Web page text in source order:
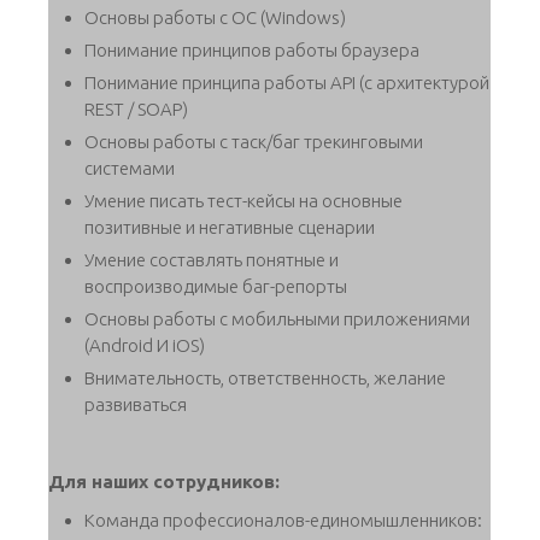
Основы работы с OC (Windows)
Понимание принципов работы браузера
Понимание принципа работы API (с архитектурой
REST / SOAP)
Основы работы с таск/баг трекинговыми
системами
Умение писать тест-кейсы на основные
позитивные и негативные сценарии
Умение составлять понятные и
воспроизводимые баг-репорты
Основы работы с мобильными приложениями
(Android И iOS)
Внимательность, ответственность, желание
развиваться
Для наших сотрудников:
Команда профессионалов-единомышленников: